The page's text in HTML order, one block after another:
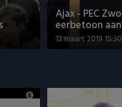
Ajax - PEC
eerbetoon
13 maart 2019 15:30